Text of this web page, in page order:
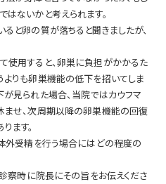
ないかと考えられます。
と卵の質が落ちると聞きましたが、
用すると、卵巣に負担がかかるた
よりも卵巣機能の低下を招いてしま
見られた場合、当院ではカウフマ
ませ、次周期以降の卵巣機能の回復
ます。
受精を行う場合にはどの程度の
察時に院長にその旨をお伝えくださ